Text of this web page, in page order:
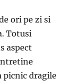
ori pe zi si
Totusi
aspect
picnic dragile